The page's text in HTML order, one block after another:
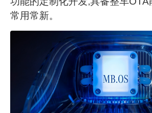
常用常新。